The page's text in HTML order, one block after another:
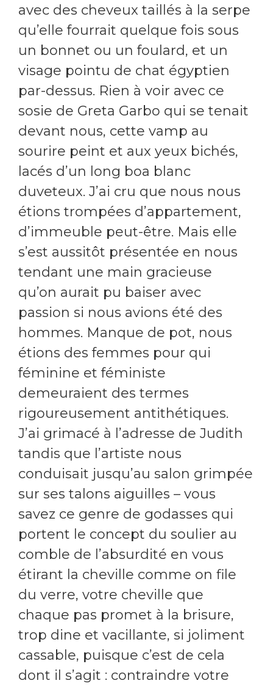
avec des cheveux taillés à la serpe
qu’elle fourrait quelque fois sous
un bonnet ou un foulard, et un
visage pointu de chat égyptien
par-dessus. Rien à voir avec ce
sosie de Greta Garbo qui se tenait
devant nous, cette vamp au
sourire peint et aux yeux bichés,
lacés d’un long boa blanc
duveteux. J’ai cru que nous nous
étions trompées d’appartement,
d’immeuble peut-être. Mais elle
s’est aussitôt présentée en nous
tendant une main gracieuse
qu’on aurait pu baiser avec
passion si nous avions été des
hommes. Manque de pot, nous
étions des femmes pour qui
féminine et féministe
demeuraient des termes
rigoureusement antithétiques.
J’ai grimacé à l’adresse de Judith
tandis que l’artiste nous
conduisait jusqu’au salon grimpée
sur ses talons aiguilles – vous
savez ce genre de godasses qui
portent le concept du soulier au
comble de l’absurdité en vous
étirant la cheville comme on file
du verre, votre cheville que
chaque pas promet à la brisure,
trop dine et vacillante, si joliment
cassable, puisque c’est de cela
dont il s’agit : contraindre votre